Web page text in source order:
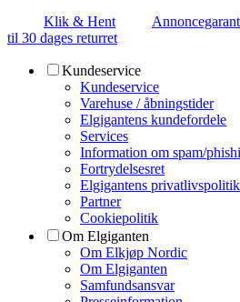
Klik & Hent
til 30 dages returret
Kundeservice
Kundeservice
Varehuse / åbningstider
Elgigantens kundefordele
Services
Information om spam/
Fortrydelsesret
Elgigantens privatlivspolitik
Partner
Cookiepolitik
Om Elgiganten
Om Elkjøp Nordic
Om Elgiganten
Samfundsansvar